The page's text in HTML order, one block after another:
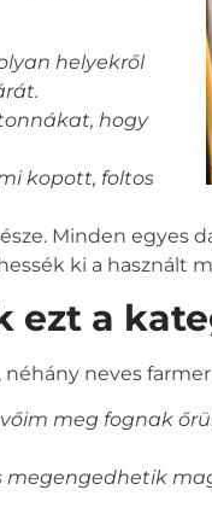
helyekről
hogy
kopott, foltos
Minden egyes
ki a használt
ezt a
neves
meg fognak
megengedhetik